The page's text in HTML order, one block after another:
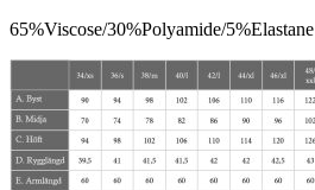
65%Viscose/30%Polyamide/5%Elastane